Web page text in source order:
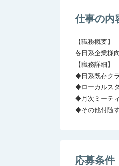
仕事の内
【職務概要】
各日系企業様
【職務詳細】
◆日系既存ク
◆ローカルス
◆月次ミーテ
◆その他付随
応募条件